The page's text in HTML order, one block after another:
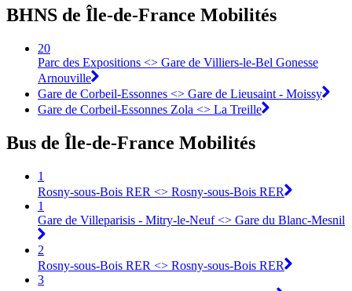
BHNS de Île-de-France Mobilités
20
Parc des Expositions <> Gare de Villiers-le-Bel Gonesse
Arnouville
Gare de Corbeil-Essonnes <> Gare de Lieusaint - Moissy
Gare de Corbeil-Essonnes Zola <> La Treille
Bus de Île-de-France Mobilités
1
Rosny-sous-Bois RER <> Rosny-sous-Bois RER
1
Gare de Villeparisis - Mitry-le-Neuf <> Gare du Blanc-Mesnil
2
Rosny-sous-Bois RER <> Rosny-sous-Bois RER
3